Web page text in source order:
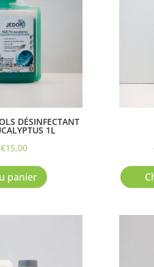
DÉSINFECTANT
1L
€15,00
panier